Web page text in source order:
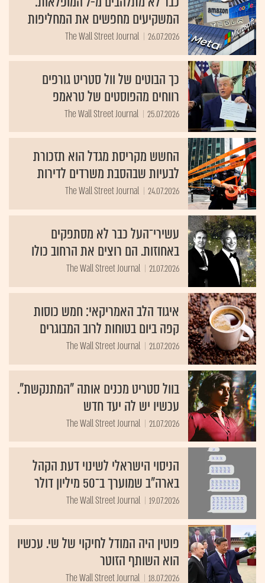
המשקיעים מחפשים את המחליפות
26.07.2026
The Wall Street Journal
כך הבוטים של וול סטריט גורפים
רווחים מהפוסטים של טראמפ
25.07.2026
The Wall Street Journal
החשש מקריסת מגדל הוא תזכורת
לבעיות שבהסבת משרדים לדירות
24.07.2026
The Wall Street Journal
עשירי־העל כבר לא מסתפקים
באחוזות. הם רוצים את הרחוב כולו
21.07.2026
The Wall Street Journal
איגוד הלב האמריקאי: חמש כוסות
קפה ביום בטוחות לרוב המבוגרים
21.07.2026
The Wall Street Journal
בוול סטריט מכנים אותה "המתנקשת".
עכשיו יש לה יעד חדש
21.07.2026
The Wall Street Journal
הניסוי הישראלי לשינוי דעת הקהל
בארה"ב שמוערך ב־50 מיליון דולר
19.07.2026
The Wall Street Journal
פוטין היה המודל לחיקוי של שי. עכשיו
הוא השותף הזוטר
18.07.2026
The Wall Street Journal